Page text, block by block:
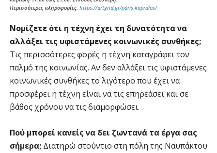
Περισσότερες πληροφορίες: https://artgrid.gr/paris-kapralos/
Νομίζετε ότι η τέχνη έχει τη δυνατότητα να
αλλάξει τις υφιστάμενες κοινωνικές συνθήκες;
Τις περισσότερες φορές η τέχνη καταγράφει τον
παλμό της κοινωνίας. Αν δεν αλλάξει τις υφιστάμενες
κοινωνικές συνθήκες το λιγότερο που έχει να
προσφέρει η τέχνη είναι να τις επηρεάσει και σε
βάθος χρόνου να τις διαμορφώσει.
Πού μπορεί κανείς να δει ζωντανά τα έργα σας
σήμερα; Διατηρώ στούντιο στη πόλη της Ναυπάκτου